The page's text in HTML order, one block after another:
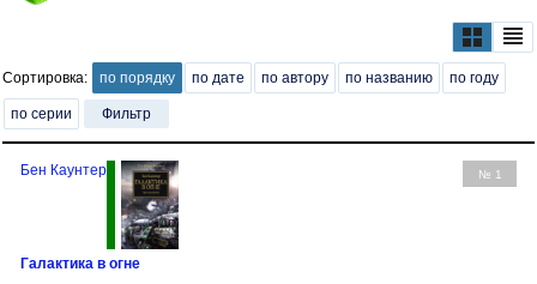
Сортировка: по порядку по дате по автору по названию по году
по серии Фильтр
№ 1
Бен Каунтер
Галактика в огне